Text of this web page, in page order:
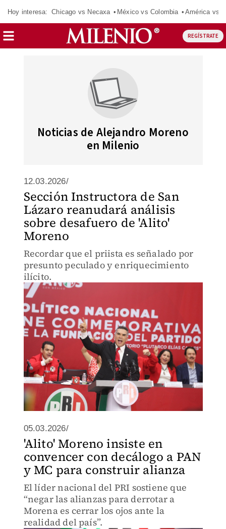
Hoy interesa: Chicago vs Necaxa México vs Colombia América vs
REGÍSTRATE
Noticias de Alejandro Moreno
en Milenio
12.03.2026/
Sección Instructora de San
Lázaro reanudará análisis
sobre desafuero de 'Alito'
Moreno
Recordar que el priista es señalado por
presunto peculado y enriquecimiento
ilícito.
05.03.2026/
'Alito' Moreno insiste en
convencer con decálogo a PAN
y MC para construir alianza
El líder nacional del PRI sostiene que
“negar las alianzas para derrotar a
Morena es cerrar los ojos ante la
realidad del país”.